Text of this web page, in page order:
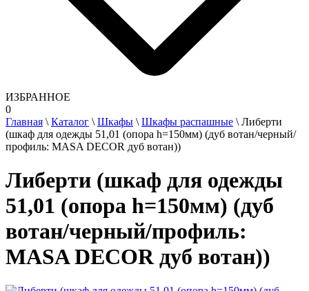
ИЗБРАННОЕ
0
Главная \ Каталог \ Шкафы \ Шкафы распашные \ Либерти
(шкаф для одежды 51,01 (опора h=150мм) (дуб вотан/черный/
профиль: MASA DECOR дуб вотан))
Либерти (шкаф для одежды
51,01 (опора h=150мм) (дуб
вотан/черный/профиль:
MASA DECOR дуб вотан))